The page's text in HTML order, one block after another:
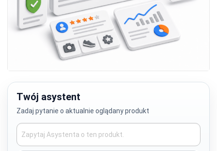
na
początek
Twój asystent
Zadaj pytanie o aktualnie oglądany produkt